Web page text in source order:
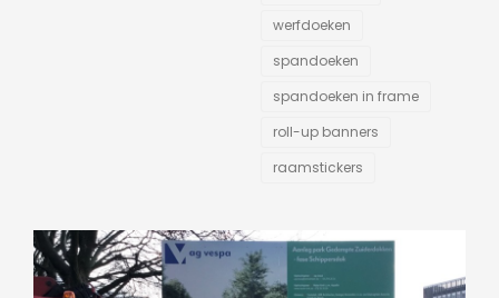
werfdoeken
spandoeken
spandoeken in frame
roll-up banners
raamstickers